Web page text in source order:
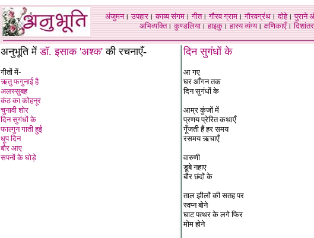
अंजुमन।उपहार।काव्य संगम।गीत।गौरव ग्राम।गौरवग्रंथ।दोहे।पुराने
अभिव्यक्ति।कुण्डलिया।हाइकु।हास्य व्यंग्य।क्षणिकाएँ।दिशांतर
अनुभूति मेंडॉ. इसाक 'अश्क' की रचनाएँ-
गीतों में-
ऋतु फगुनाई है
अलस्सुबह
कंठ का कोहनूर
चुनावी शोर
दिन सुगंधों के
फाल्गुन गाती हुई
धूप दिन
बौर आए
सपनों के घोड़े
दिन सुगंधों के
आ गए
घर आँगन तक
दिन सुगंधों के
आम्र कुंजों में
प्रणय प्रेरित कथाएँ
गूँजती हैं हर समय
रसमय ऋचाएँ
वारुणी
डूबे नहाए
बौर छंदों के
ताल झीलों की सतह पर
स्वप्न बोने
घाट पत्थर के लगे फिर
मोम होने